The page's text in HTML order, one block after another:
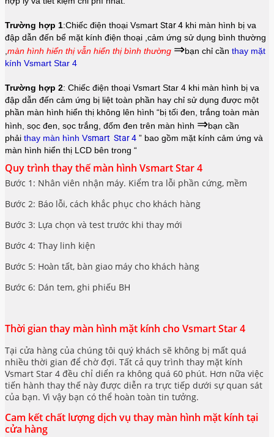
Trường hợp 1:Chiếc điện thoại Vsmart Star 4 khi màn hình bị va
đập dẫn đến bể mặt kính điện thoại ,cảm ứng sử dụng bình thường
,màn hình hiển thị vẫn hiển thị bình thường ⇒bạn chỉ cần thay mặt
kính Vsmart Star 4
Trường hợp 2: Chiếc điện thoại Vsmart Star 4 khi màn hình bị va
đập dẫn đến cảm ứng bị liệt toàn phần hay chỉ sử dụng được một
phần màn hình hiển thị không lên hình “bị tối đen, trắng toàn màn
hình, sọc đen, sọc trắng, đốm đen trên màn hình ⇒bạn cần
phải thay màn hình Vsmart Star 4 ” bao gồm mặt kính cảm ứng và
màn hình hiển thị LCD bên trong “
Quy trình thay thế màn hình Vsmart Star 4
Bước 1: Nhân viên nhận máy. Kiểm tra lỗi phần cứng, mềm
Bước 2: Báo lỗi, cách khắc phục cho khách hàng
Bước 3: Lựa chọn và test trước khi thay mới
Bước 4: Thay linh kiện
Bước 5: Hoàn tất, bàn giao máy cho khách hàng
Bước 6: Dán tem, ghi phiếu BH
Thời gian thay màn hình mặt kính cho Vsmart Star 4
Tại cửa hàng của chúng tôi quý khách sẽ không bị mất quá
nhiều thời gian để chờ đợi. Tất cả quy trình thay mặt kính
Vsmart Star 4 đều chỉ diển ra không quá 60 phút. Hơn nữa việc
tiến hành thay thế này được diễn ra trực tiếp dưới sự quan sát
của bạn. Vì vậy bạn có thể hoàn toàn tin tưởng.
Cam kết chất lượng dịch vụ thay màn hình mặt kính tại
cửa hàng